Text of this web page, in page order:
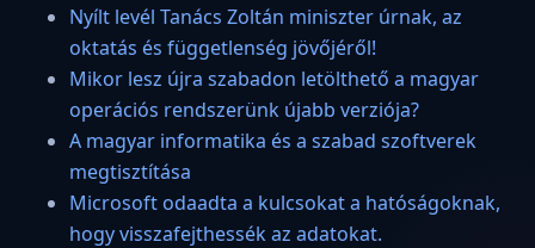
Nyílt levél Tanács Zoltán miniszter úrnak, az
oktatás és függetlenség jövőjéről!
Mikor lesz újra szabadon letölthető a magyar
operációs rendszerünk újabb verziója?
A magyar informatika és a szabad szoftverek
megtisztítása
Microsoft odaadta a kulcsokat a hatóságoknak,
hogy visszafejthessék az adatokat.